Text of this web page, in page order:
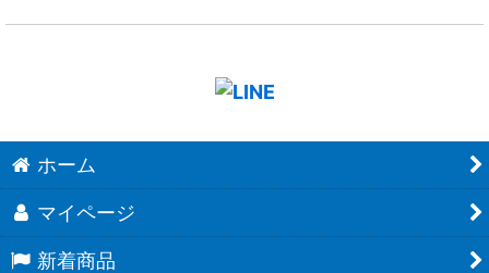
ホーム
マイページ
新着商品